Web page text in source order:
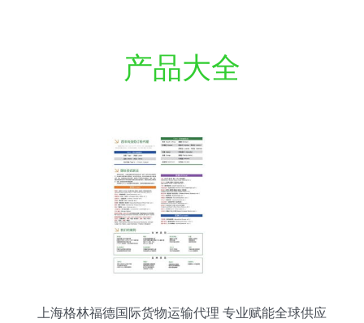
产品大全
上海格林福德国际货物运输代理 专业赋能全球供应